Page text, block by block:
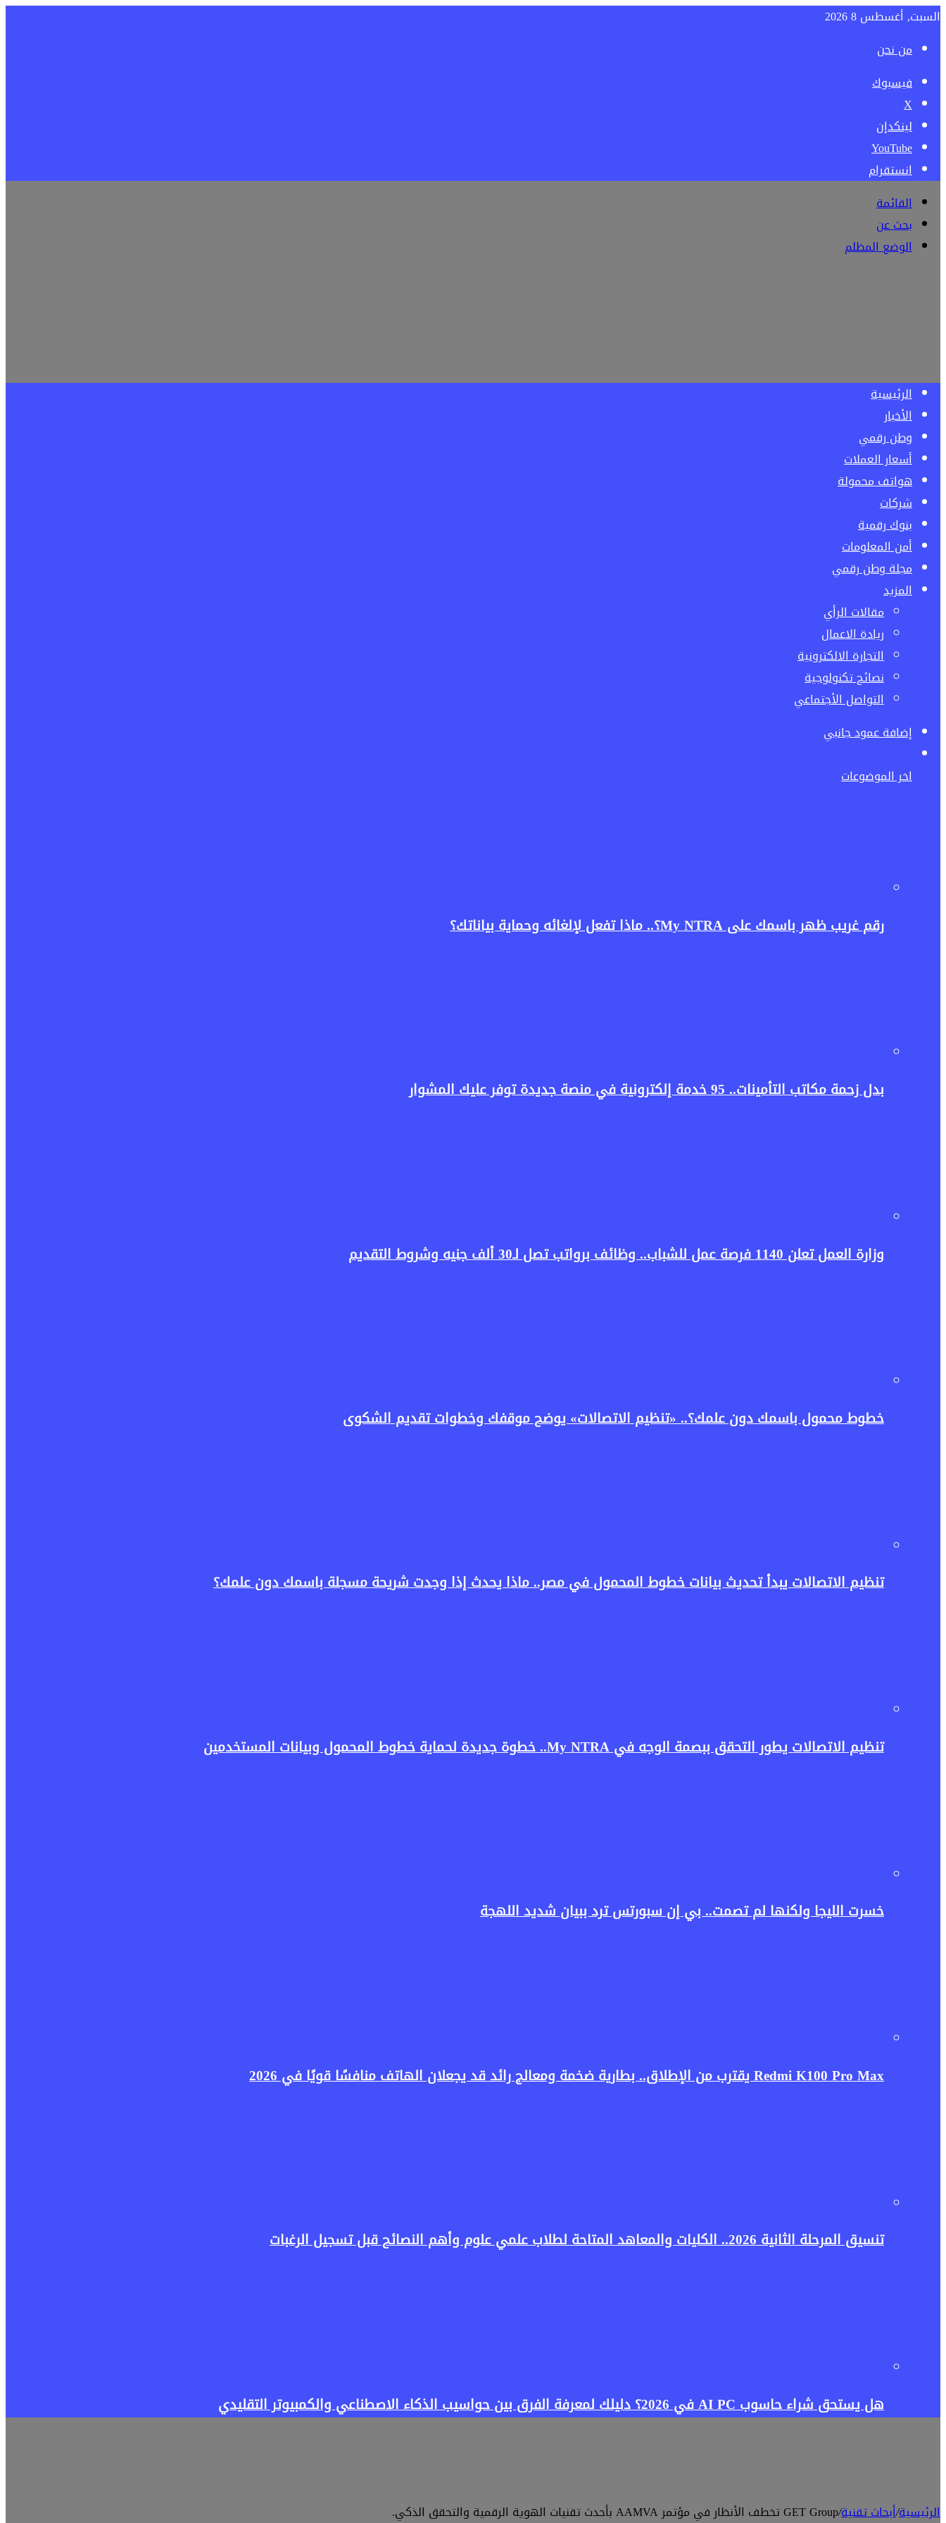
السبت, أغسطس 8 2026
من نحن
فيسبوك
‫X
لينكدإن
‫YouTube
انستقرام
القائمة
بحث عن
الوضع المظلم
الرئيسية
الأخبار
وطن رقمي
أسعار العملات
هواتف محمولة
شركات
بنوك رقمية
أمن المعلومات
مجلة وطن رقمي
المزيد
مقالات الرأي
ريادة الاعمال
التجارة الالكترونية
نصائح تكنولوجية
التواصل الأجتماعي
إضافة عمود جانبي
اخر الموضوعات
رقم غريب ظهر باسمك على My NTRA؟.. ماذا تفعل لإلغائه وحماية بياناتك؟
بدل زحمة مكاتب التأمينات.. 95 خدمة إلكترونية في منصة جديدة توفر عليك المشوار
وزارة العمل تعلن 1140 فرصة عمل للشباب.. وظائف برواتب تصل لـ30 ألف جنيه وشروط التقديم
خطوط محمول باسمك دون علمك؟.. «تنظيم الاتصالات» يوضح موقفك وخطوات تقديم الشكوى
تنظيم الاتصالات يبدأ تحديث بيانات خطوط المحمول في مصر.. ماذا يحدث إذا وجدت شريحة مسجلة باسمك دون علمك؟
تنظيم الاتصالات يطور التحقق ببصمة الوجه في My NTRA.. خطوة جديدة لحماية خطوط المحمول وبيانات المستخدمين
خسرت الليجا ولكنها لم تصمت.. بي إن سبورتس ترد ببيان شديد اللهجة
Redmi K100 Pro Max يقترب من الإطلاق.. بطارية ضخمة ومعالج رائد قد يجعلان الهاتف منافسًا قويًا في 2026
تنسيق المرحلة الثانية 2026.. الكليات والمعاهد المتاحة لطلاب علمي علوم وأهم النصائح قبل تسجيل الرغبات
هل يستحق شراء حاسوب AI PC في 2026؟ دليلك لمعرفة الفرق بين حواسيب الذكاء الاصطناعي والكمبيوتر التقليدي
الرئيسية/أبحاث تقنية/GET Group تخطف الأنظار في مؤتمر AAMVA بأحدث تقنيات الهوية الرقمية والتحقق الذكي.